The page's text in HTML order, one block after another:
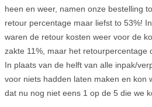
heen en weer, namen onze bestelling
retour percentage maar liefst to 53%!
waren de retour kosten weer voor de
zakte 11%, maar het retourpercentage
In plaats van de helft van alle inpak/
voor niets hadden laten maken en kon
dat nu nog niet eens 1 op de 5 die we